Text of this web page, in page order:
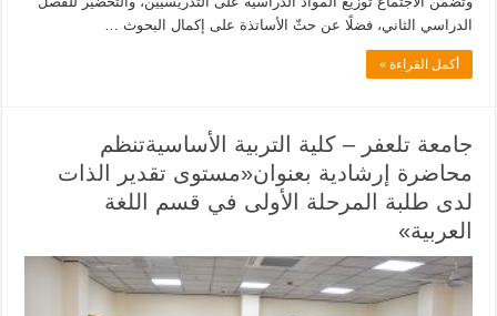
الدراسي الثاني، فضلًا عن حثّ الأساتذة على إكمال البحوث …
أكمل القراءة »
جامعة تلعفر – كلية التربية الأساسيةتنظم
محاضرة إرشادية بعنوان«مستوى تقدير الذات
لدى طلبة المرحلة الأولى في قسم اللغة
العربية»